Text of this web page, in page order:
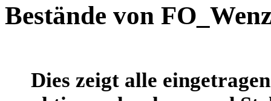
Bestände von
Dies zeigt alle